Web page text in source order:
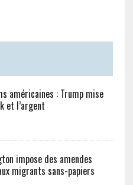
américaines : Trump mise
et l’argent
impose des amendes
migrants sans-papiers